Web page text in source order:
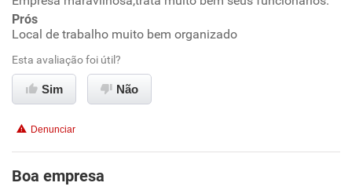
Ambiente de trabalho
Conciliação com a vida familiar
Recomenda a diretoria
Prós
Local de trabalho muito bem organizado
Esta avaliação foi útil?
Sim Não
Denunciar
Boa empresa